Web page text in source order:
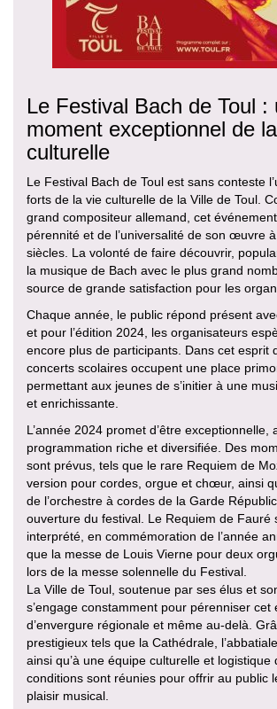
Le Festival Bach de Toul :
moment exceptionnel de
culturelle
Le Festival Bach de Toul est sans conteste
forts de la vie culturelle de la Ville de Toul.
grand compositeur allemand, cet
pérennité et de l’universalité de son œuvre
siècles. La volonté de faire découvrir,
la musique de Bach avec le plus grand
source de grande satisfaction pour les
Chaque année, le public répond présent
et pour l’édition 2024, les organisateurs
encore plus de participants. Dans cet esprit
concerts scolaires occupent une place
permettant aux jeunes de s’initier à une
et enrichissante.
L’année 2024 promet d’être exceptionnelle,
programmation riche et diversifiée. Des
sont prévus, tels que le rare Requiem de
version pour cordes, orgue et chœur, ainsi
de l’orchestre à cordes de la Garde
ouverture du festival. Le Requiem de Fauré
interprété, en commémoration de l’année
que la messe de Louis Vierne pour deux
lors de la messe solennelle du Festival.
La Ville de Toul, soutenue par ses élus et
s’engage constamment pour pérenniser cet
d’envergure régionale et même au-delà.
prestigieux tels que la Cathédrale,
ainsi qu’à une équipe culturelle et logistique
conditions sont réunies pour offrir au public
plaisir musical.